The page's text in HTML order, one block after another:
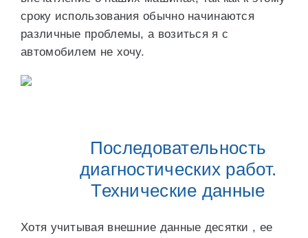
сроку использования обычно начинаются
различные проблемы, а возиться я с
автомобилем не хочу.
Последовательность
диагностических работ.
Технические данные
Хотя учитывая внешние данные десятки , ее